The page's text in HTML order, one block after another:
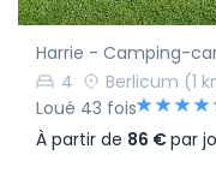
Harrie - Camping-
4
Berlicum (1
Loué 43 fois
À partir de 86 €par